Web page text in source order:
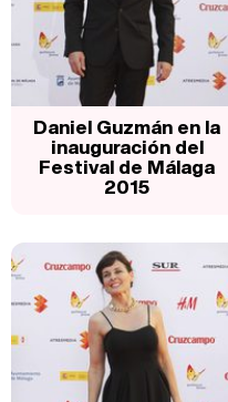
Daniel Guzmán en la
inauguración del
Festival de Málaga
2015